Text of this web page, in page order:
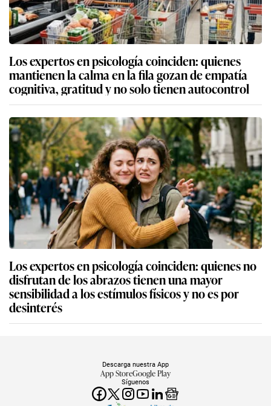
Los expertos en psicología coinciden: quienes
mantienen la calma en la fila gozan de empatía
cognitiva, gratitud y no solo tienen autocontrol
Los expertos en psicología coinciden: quienes no
disfrutan de los abrazos tienen una mayor
sensibilidad a los estímulos físicos y no es por
desinterés
Síguenos
Descarga nuestra App
App StoreGoogle Play